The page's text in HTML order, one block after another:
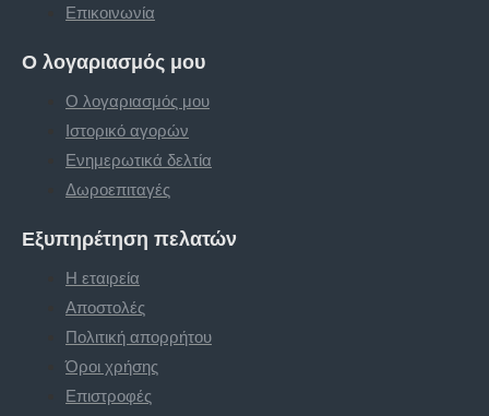
Επικοινωνία
Ο λογαριασμός μου
Ο λογαριασμός μου
Ιστορικό αγορών
Ενημερωτικά δελτία
Δωροεπιταγές
Εξυπηρέτηση πελατών
Η εταιρεία
Αποστολές
Πολιτική απορρήτου
Όροι χρήσης
Επιστροφές